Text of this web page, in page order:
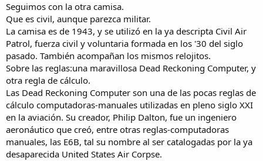
Seguimos con la otra camisa.
Que es civil, aunque parezca militar.
La camisa es de 1943, y se utilizó en la ya descripta Civil Air
Patrol, fuerza civil y voluntaria formada en los '30 del siglo
pasado. También acompañan los mismos relojitos.
Sobre las reglas:una maravillosa Dead Reckoning Computer, y
otra regla de cálculo.
Las Dead Reckoning Computer son una de las pocas reglas de
cálculo computadoras-manuales utilizadas en pleno siglo XXI
en la aviación. Su creador, Philip Dalton, fue un ingeniero
aeronáutico que creó, entre otras reglas-computadoras
manuales, las E6B, tal su nombre al ser catalogadas por la ya
desaparecida United States Air Corpse.